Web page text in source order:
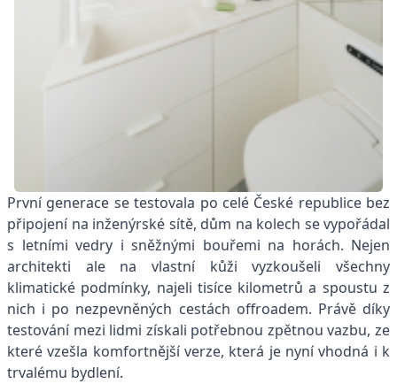
První generace se testovala po celé České republice bez
připojení na inženýrské sítě, dům na kolech se vypořádal
s letními vedry i sněžnými bouřemi na horách. Nejen
architekti ale na vlastní kůži vyzkoušeli všechny
klimatické podmínky, najeli tisíce kilometrů a spoustu z
nich i po nezpevněných cestách offroadem. Právě díky
testování mezi lidmi získali potřebnou zpětnou vazbu, ze
které vzešla komfortnější verze, která je nyní vhodná i k
trvalému bydlení.